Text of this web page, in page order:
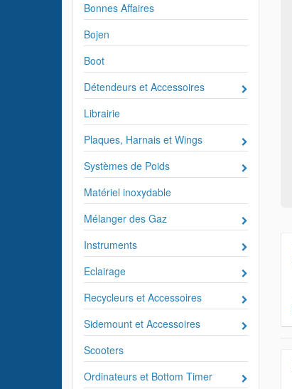
Bonnes Affaires
Bojen
Boot
Détendeurs et Accessoires
Librairie
Plaques, Harnais et Wings
Systèmes de Poids
Matériel inoxydable
Mélanger des Gaz
Instruments
Eclairage
Recycleurs et Accessoires
Sidemount et Accessoires
Scooters
Ordinateurs et Bottom Timer